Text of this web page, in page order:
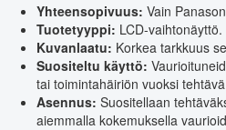
Yhteensopivuus: Vain
Tuotetyyppi: LCD-vaihtonäyttö.
Kuvanlaatu: Korkea tarkkuus
Suositeltu käyttö:
tai toimintahäiriön vuoksi
Asennus: Suositellaan
aiemmalla kokemuksella